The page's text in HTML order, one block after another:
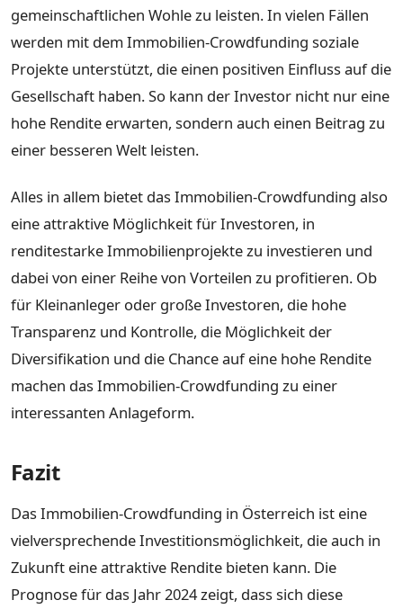
gemeinschaftlichen Wohle zu leisten. In vielen Fällen
werden mit dem Immobilien-Crowdfunding soziale
Projekte unterstützt, die einen positiven Einfluss auf die
Gesellschaft haben. So kann der Investor nicht nur eine
hohe Rendite erwarten, sondern auch einen Beitrag zu
einer besseren Welt leisten.
Alles in allem bietet das Immobilien-Crowdfunding also
eine attraktive Möglichkeit für Investoren, in
renditestarke Immobilienprojekte zu investieren und
dabei von einer Reihe von Vorteilen zu profitieren. Ob
für Kleinanleger oder große Investoren, die hohe
Transparenz und Kontrolle, die Möglichkeit der
Diversifikation und die Chance auf eine hohe Rendite
machen das Immobilien-Crowdfunding zu einer
interessanten Anlageform.
Fazit
Das Immobilien-Crowdfunding in Österreich ist eine
vielversprechende Investitionsmöglichkeit, die auch in
Zukunft eine attraktive Rendite bieten kann. Die
Prognose für das Jahr 2024 zeigt, dass sich diese